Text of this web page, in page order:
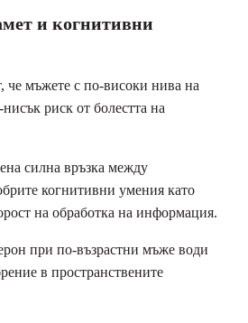
и когнитивни
че мъжете с по-високи нива на
риск от болестта на
силна връзка между
когнитивни умения като
на обработка на информация.
при по-възрастни мъже води
в пространствените